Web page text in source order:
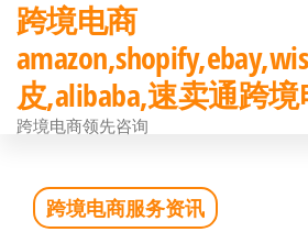
前
往
内
跨境电商
皮,alibaba,速卖通跨
跨境电商领先咨询
跨境电商服务资讯